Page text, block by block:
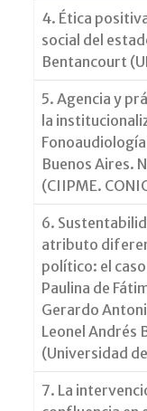
4. Ética
social del
Bentancourt
5. Agencia y
la
Buenos Aires.
(CIIPME.
6.
atributo
político: el
Paulina de
Gerardo
Leonel Andrés
(Universidad
7. La